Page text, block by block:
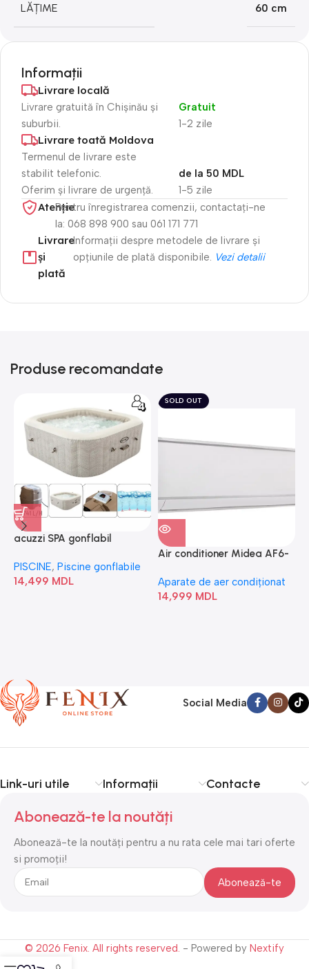
LĂȚIME 60 cm
Informații
Livrare locală
Livrare gratuită în Chișinău și
suburbii.
1-2 zile
Gratuit
Livrare toată Moldova
Termenul de livrare este
stabilit telefonic.
Oferim și livrare de urgență.
1-5 zile
de la 50 MDL
Atenție​Pentru înregistrarea comenzii, contactați-ne
la: 068 898 900 sau 061 171 771
Livrare
și
plată
Informații despre metodele de livrare și
opțiunile de plată disponibile. Vezi detalii
Produse recomandate
acuzzi SPA gonflabil
Bubble” 28446
PISCINE, Piscine gonflabile
14,499 MDL
SOLD OUT
Air conditioner Midea AF6-
Aparate de aer condiționat
14,999 MDL
Social Media
Link-uri utile Informații Contacte
Abonează-te la noutăți
Abonează-te la noutăți pentru a nu rata cele mai tari oferte
si promoții!
© 2026 Fenix. All rights reserved. - Powered by Nextify